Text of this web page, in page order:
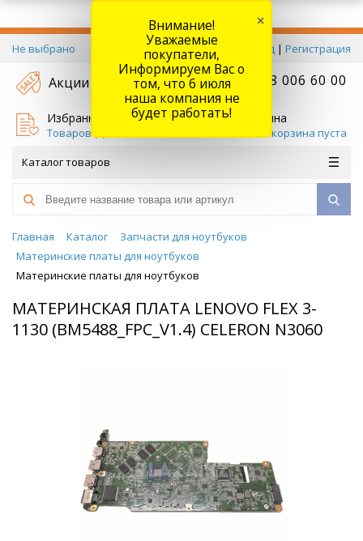
Не выбрано Вход | Регистрация
Акции +7 778 006 60 00
Избранное
Товаров (
Корзина
Ваша корзина пуста
Каталог товаров
Главная Каталог
Запчасти для ноутбуков
Материнские платы для ноутбуков
Материнские платы для ноутбуков
МАТЕРИНСКАЯ ПЛАТА LENOVO FLEX 3-
1130 (BM5488_FPC_V1.4) CELERON N3060
Внимание!
Уважаемые
покупатели,
Информируем Вас о
том, что 6 июля
наша компания не
будет работать!
×